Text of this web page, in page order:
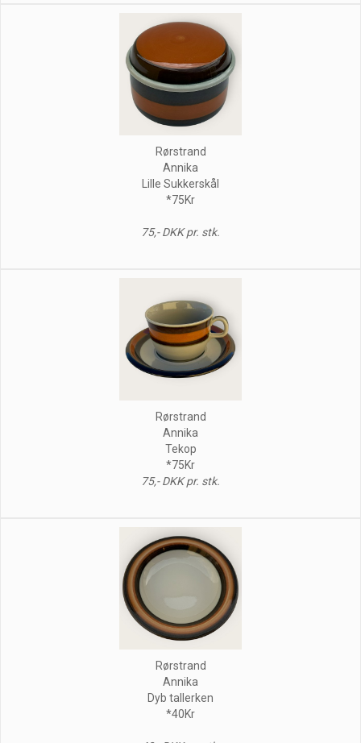
Rørstrand
Annika
Lille Sukkerskål
*75Kr
75,- DKK pr. stk.
Rørstrand
Annika
Tekop
*75Kr
75,- DKK pr. stk.
Rørstrand
Annika
Dyb tallerken
*40Kr